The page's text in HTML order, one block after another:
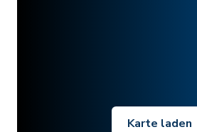
Karte laden